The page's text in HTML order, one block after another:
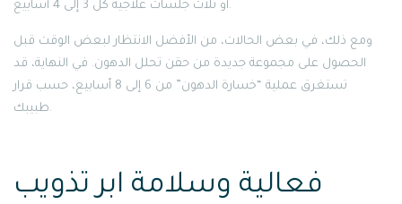
أو ثلاث جلسات علاجية كل 3 إلى 4 أسابيع.
ومع ذلك، في بعض الحالات، من الأفضل الانتظار لبعض الوقت قبل
الحصول على مجموعة جديدة من حقن تحلل الدهون. في النهاية، قد
تستغرق عملية “خسارة الدهون” من 6 إلى 8 أسابيع، حسب قرار
طبيبك.
فعالية وسلامة ابر تذويب